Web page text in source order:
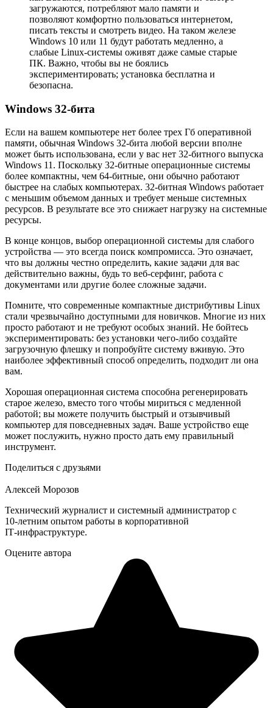
загружаются, потребляют мало памяти и
позволяют комфортно пользоваться интернетом,
писать тексты и смотреть видео. На таком железе
Windows 10 или 11 будут работать медленно, а
слабые Linux-системы оживят даже самые старые
ПК. Важно, чтобы вы не боялись
экспериментировать; установка бесплатна и
безопасна.
Windows 32-бита
Если на вашем компьютере нет более трех Гб оперативной
памяти, обычная Windows 32-бита любой версии вполне
может быть использована, если у вас нет 32-битного выпуска
Windows 11. Поскольку 32-битные операционные системы
более компактны, чем 64-битные, они обычно работают
быстрее на слабых компьютерах. 32-битная Windows работает
с меньшим объемом данных и требует меньше системных
ресурсов. В результате все это снижает нагрузку на системные
ресурсы.
В конце концов, выбор операционной системы для слабого
устройства — это всегда поиск компромисса. Это означает,
что вы должны честно определить, какие задачи для вас
действительно важны, будь то веб-серфинг, работа с
документами или другие более сложные задачи.
Помните, что современные компактные дистрибутивы Linux
стали чрезвычайно доступными для новичков. Многие из них
просто работают и не требуют особых знаний. Не бойтесь
экспериментировать: без установки чего-либо создайте
загрузочную флешку и попробуйте систему вживую. Это
наиболее эффективный способ определить, подходит ли она
вам.
Хорошая операционная система способна регенерировать
старое железо, вместо того чтобы мириться с медленной
работой; вы можете получить быстрый и отзывчивый
компьютер для повседневных задач. Ваше устройство еще
может послужить, нужно просто дать ему правильный
инструмент.
Поделиться с друзьями
Алексей Морозов
Технический журналист и системный администратор с
10‑летним опытом работы в корпоративной
IT‑инфраструктуре.
Оцените автора